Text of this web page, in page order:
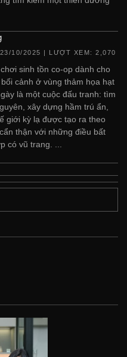
23/10/2025 | LƯỢT XEM: 2,070
sinh tồn co-op dành cho
cảnh ở vùng thảm họa hạt
là một cuộc đấu tranh: tìm
xây dựng hầm trú ẩn,
giới kỳ lạ được tạo ra theo
thận với những điều bất
có vũ trang. ...